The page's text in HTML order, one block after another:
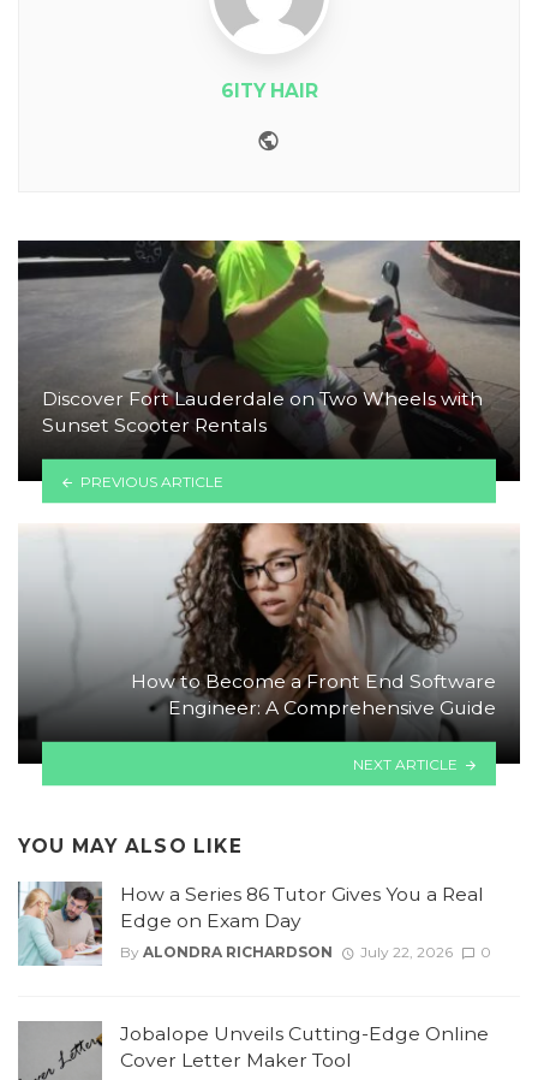
6ITY HAIR
Discover Fort Lauderdale on Two Wheels with
Sunset Scooter Rentals
PREVIOUS ARTICLE
How to Become a Front End Software
Engineer: A Comprehensive Guide
NEXT ARTICLE
YOU MAY ALSO LIKE
How a Series 86 Tutor Gives You a Real
Edge on Exam Day
By ALONDRA RICHARDSON July 22, 2026 0
Jobalope Unveils Cutting-Edge Online
Cover Letter Maker Tool